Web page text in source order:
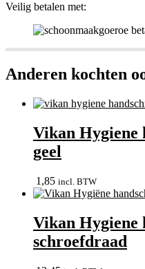
Veilig betalen met:
Anderen kochten
Vikan Hygiene
geel
1,85 incl. BTW
Vikan Hygiene
schroefdraad